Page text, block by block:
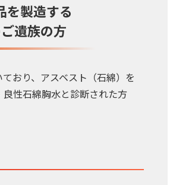
を製造する
遺族の方
おり、アスベスト（石綿）を
性石綿胸水と診断された方